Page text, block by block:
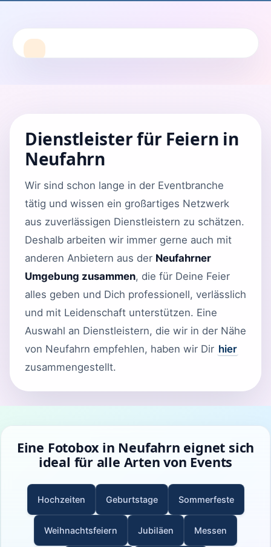
Dienstleister für Feiern in
Neufahrn
Wir sind schon lange in der Eventbranche
tätig und wissen ein großartiges Netzwerk
aus zuverlässigen Dienstleistern zu schätzen.
Deshalb arbeiten wir immer gerne auch mit
anderen Anbietern aus der Neufahrner
Umgebung zusammen, die für Deine Feier
alles geben und Dich professionell, verlässlich
und mit Leidenschaft unterstützen. Eine
Auswahl an Dienstleistern, die wir in der Nähe
von Neufahrn empfehlen, haben wir Dir hier
zusammengestellt.
Eine Fotobox in Neufahrn eignet sich
ideal für alle Arten von Events
Hochzeiten Geburtstage Sommerfeste
Weihnachtsfeiern Jubiläen Messen